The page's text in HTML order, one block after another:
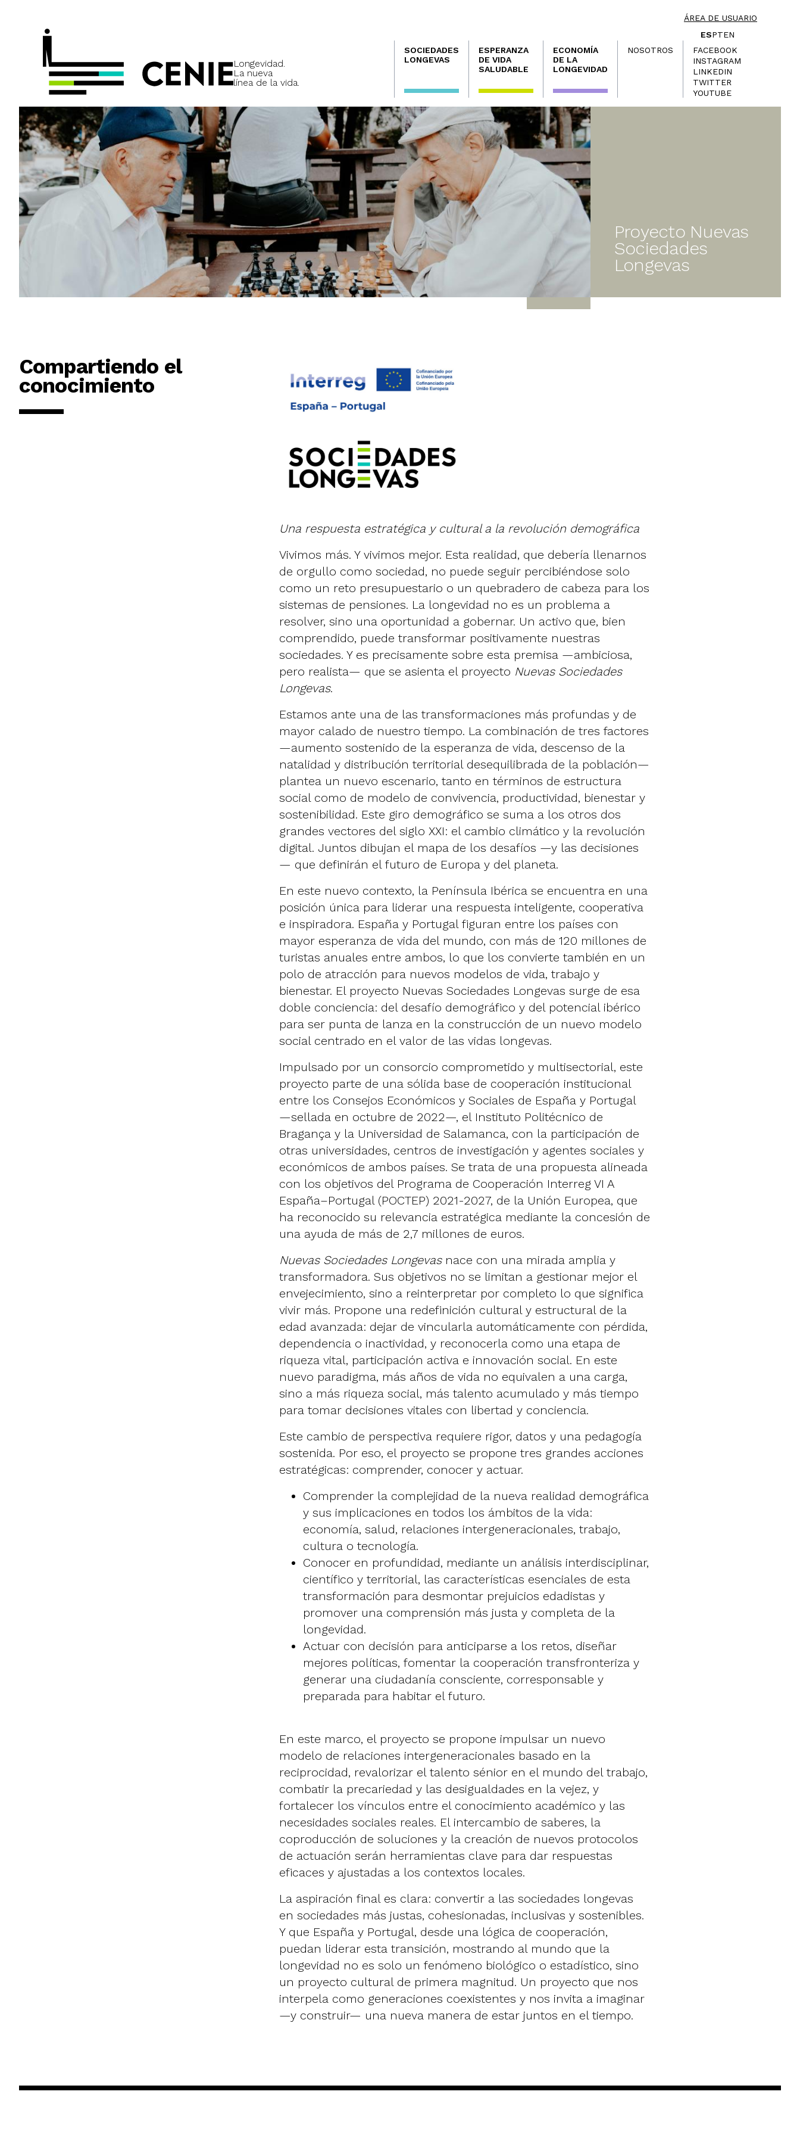
ÁREA DE USUARIO
Longevidad.
La nueva
línea de la vida.
ESPTEN
Navegación
principal
SOCIEDADES
LONGEVAS
ESPERANZA
DE VIDA
SALUDABLE
ECONOMÍA
DE LA
LONGEVIDAD
NOSOTROS
FACEBOOK
INSTAGRAM
LINKEDIN
TWITTER
YOUTUBE
Proyecto Nuevas
Sociedades
Longevas
Compartiendo el
conocimiento
Una respuesta estratégica y cultural a la revolución demográfica
Vivimos más. Y vivimos mejor. Esta realidad, que debería llenarnos
de orgullo como sociedad, no puede seguir percibiéndose solo
como un reto presupuestario o un quebradero de cabeza para los
sistemas de pensiones. La longevidad no es un problema a
resolver, sino una oportunidad a gobernar. Un activo que, bien
comprendido, puede transformar positivamente nuestras
sociedades. Y es precisamente sobre esta premisa —ambiciosa,
pero realista— que se asienta el proyecto Nuevas Sociedades
Longevas.
Estamos ante una de las transformaciones más profundas y de
mayor calado de nuestro tiempo. La combinación de tres factores
—aumento sostenido de la esperanza de vida, descenso de la
natalidad y distribución territorial desequilibrada de la población—
plantea un nuevo escenario, tanto en términos de estructura
social como de modelo de convivencia, productividad, bienestar y
sostenibilidad. Este giro demográfico se suma a los otros dos
grandes vectores del siglo XXI: el cambio climático y la revolución
digital. Juntos dibujan el mapa de los desafíos —y las decisiones
— que definirán el futuro de Europa y del planeta.
En este nuevo contexto, la Península Ibérica se encuentra en una
posición única para liderar una respuesta inteligente, cooperativa
e inspiradora. España y Portugal figuran entre los países con
mayor esperanza de vida del mundo, con más de 120 millones de
turistas anuales entre ambos, lo que los convierte también en un
polo de atracción para nuevos modelos de vida, trabajo y
bienestar. El proyecto Nuevas Sociedades Longevas surge de esa
doble conciencia: del desafío demográfico y del potencial ibérico
para ser punta de lanza en la construcción de un nuevo modelo
social centrado en el valor de las vidas longevas.
Impulsado por un consorcio comprometido y multisectorial, este
proyecto parte de una sólida base de cooperación institucional
entre los Consejos Económicos y Sociales de España y Portugal
—sellada en octubre de 2022—, el Instituto Politécnico de
Bragança y la Universidad de Salamanca, con la participación de
otras universidades, centros de investigación y agentes sociales y
económicos de ambos países. Se trata de una propuesta alineada
con los objetivos del Programa de Cooperación Interreg VI A
España–Portugal (POCTEP) 2021-2027, de la Unión Europea, que
ha reconocido su relevancia estratégica mediante la concesión de
una ayuda de más de 2,7 millones de euros​.
Nuevas Sociedades Longevasnace con una mirada amplia y
transformadora. Sus objetivos no se limitan a gestionar mejor el
envejecimiento, sino a reinterpretar por completo lo que significa
vivir más. Propone una redefinición cultural y estructural de la
edad avanzada: dejar de vincularla automáticamente con pérdida,
dependencia o inactividad, y reconocerla como una etapa de
riqueza vital, participación activa e innovación social. En este
nuevo paradigma, más años de vida no equivalen a una carga,
sino a más riqueza social, más talento acumulado y más tiempo
para tomar decisiones vitales con libertad y conciencia.
Este cambio de perspectiva requiere rigor, datos y una pedagogía
sostenida. Por eso, el proyecto se propone tres grandes acciones
estratégicas: comprender, conocer y actuar.
Comprender la complejidad de la nueva realidad demográfica
y sus implicaciones en todos los ámbitos de la vida:
economía, salud, relaciones intergeneracionales, trabajo,
cultura o tecnología.
Conocer en profundidad, mediante un análisis interdisciplinar,
científico y territorial, las características esenciales de esta
transformación para desmontar prejuicios edadistas y
promover una comprensión más justa y completa de la
longevidad.
Actuar con decisión para anticiparse a los retos, diseñar
mejores políticas, fomentar la cooperación transfronteriza y
generar una ciudadanía consciente, corresponsable y
preparada para habitar el futuro.
En este marco, el proyecto se propone impulsar un nuevo
modelo de relaciones intergeneracionales basado en la
reciprocidad, revalorizar el talento sénior en el mundo del trabajo,
combatir la precariedad y las desigualdades en la vejez, y
fortalecer los vínculos entre el conocimiento académico y las
necesidades sociales reales. El intercambio de saberes, la
coproducción de soluciones y la creación de nuevos protocolos
de actuación serán herramientas clave para dar respuestas
eficaces y ajustadas a los contextos locales.
La aspiración final es clara: convertir a las sociedades longevas
en sociedades más justas, cohesionadas, inclusivas y sostenibles.
Y que España y Portugal, desde una lógica de cooperación,
puedan liderar esta transición, mostrando al mundo que la
longevidad no es solo un fenómeno biológico o estadístico, sino
un proyecto cultural de primera magnitud. Un proyecto que nos
interpela como generaciones coexistentes y nos invita a imaginar
—y construir— una nueva manera de estar juntos en el tiempo.